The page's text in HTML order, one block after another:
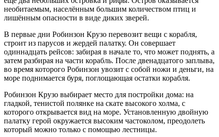
необитаемым, населённым большим количеством птиц и
лишённым опасности в виде диких зверей.
В первые дни Робинзон Крузо перевозит вещи с корабля,
строит из парусов и жердей палатку. Он совершает
одиннадцать рейсов: забирая в начале то, что может поднять, а
затем разбирая на части корабль. После двенадцатого заплыва,
во время которого Робинзон увозит с собой ножи и деньги, на
море поднимается буря, поглощающая остатки корабля.
Робинзон Крузо выбирает место для постройки дома: на
гладкой, тенистой полянке на скате высокого холма, с
которого открывается вид на море. Установленную двойную
палатку герой окружается высоким частоколом, преодолеть
который можно только с помощью лестницы.